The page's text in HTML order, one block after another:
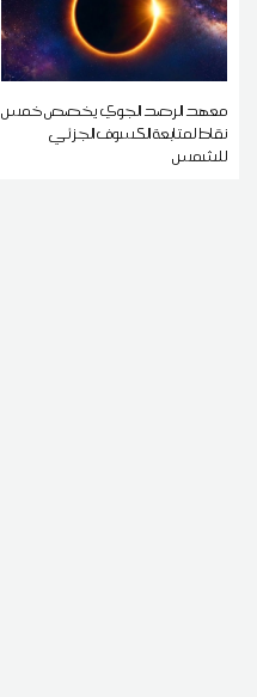
معهد الرصد الجوي يخصص خمس
نقاط لمتابعة الكسوف الجزئي
للشمس